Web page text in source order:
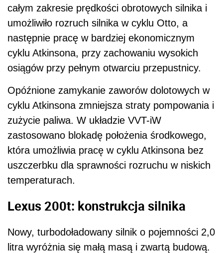
całym zakresie prędkości obrotowych silnika i
umożliwiło rozruch silnika w cyklu Otto, a
następnie pracę w bardziej ekonomicznym
cyklu Atkinsona, przy zachowaniu wysokich
osiągów przy pełnym otwarciu przepustnicy.
Opóźnione zamykanie zaworów dolotowych w
cyklu Atkinsona zmniejsza straty pompowania i
zużycie paliwa. W układzie VVT-iW
zastosowano blokadę położenia środkowego,
która umożliwia pracę w cyklu Atkinsona bez
uszczerbku dla sprawności rozruchu w niskich
temperaturach.
Lexus 200t: konstrukcja silnika
Nowy, turbodoładowany silnik o pojemności 2,0
litra wyróżnia się małą masą i zwartą budową.